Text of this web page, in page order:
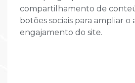
compartilhamento de
botões sociais para ampliar o
engajamento do site.